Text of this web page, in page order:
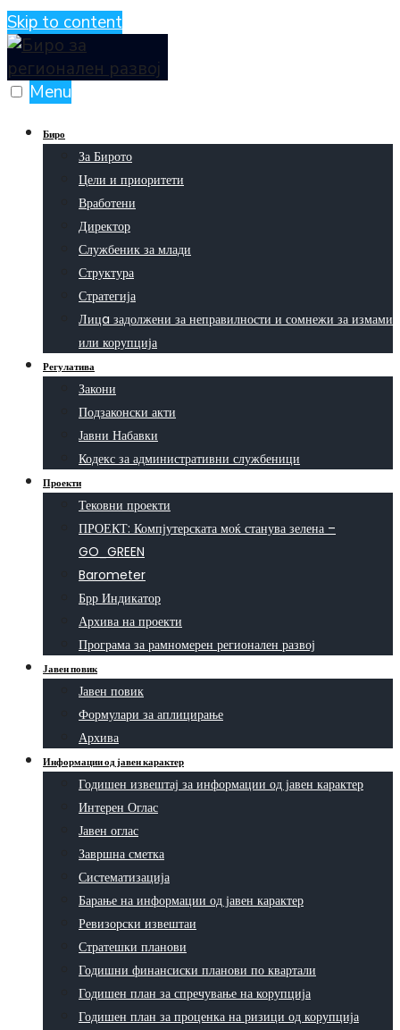
Skip to content
Menu
Биро
За Бирото
Цели и приоритети
Вработени
Директор
Службеник за млади
Структура
Стратегија
Лицa задолжени за неправилности и сомнежи за измами
или корупција
Регулатива
Закони
Подзаконски акти
Јавни Набавки
Кодекс за административни службеници
Проекти
Тековни проекти
ПРОЕКТ: Компјутерската моќ станува зелена –
GO_GREEN
Barometer
Брр Индикатор
Архива на проекти
Програма за рамномерен регионален развој
Јавен повик
Јавен повик
Формулари за аплицирање
Архива
Информации од јавен карактер
Годишен извештај за информации од јавен карактер
Интерен Оглас
Јавен оглас
Завршна сметка
Систематизација
Барање на информации од јавен карактер
Ревизорски извештаи
Стратешки планови
Годишни финансиски планови по квартали
Годишен план за спречување на корупција
Годишен план за проценка на ризици од корупција